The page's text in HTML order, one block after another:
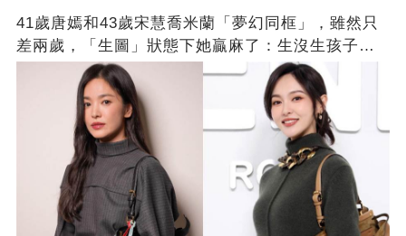
41歲唐嫣和43歲宋慧喬米蘭「夢幻同框」，雖然只
差兩歲，「生圖」狀態下她贏麻了：生沒生孩子一